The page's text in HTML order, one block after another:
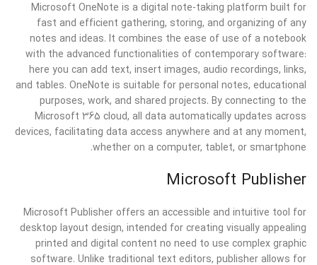
Microsoft OneNote is a digital note-taking platform built for
fast and efficient gathering, storing, and organizing of any
notes and ideas. It combines the ease of use of a notebook
with the advanced functionalities of contemporary software:
here you can add text, insert images, audio recordings, links,
and tables. OneNote is suitable for personal notes, educational
purposes, work, and shared projects. By connecting to the
Microsoft 365 cloud, all data automatically updates across
devices, facilitating data access anywhere and at any moment,
whether on a computer, tablet, or smartphone.
Microsoft Publisher
Microsoft Publisher offers an accessible and intuitive tool for
desktop layout design, intended for creating visually appealing
printed and digital content no need to use complex graphic
software. Unlike traditional text editors, publisher allows for